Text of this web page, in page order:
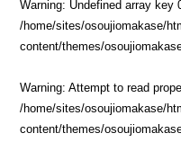
Warning: Undefined array key
/home/sites/osoujiomakase/
content/themes/
Warning: Attempt to read
/home/sites/osoujiomakase/
content/themes/